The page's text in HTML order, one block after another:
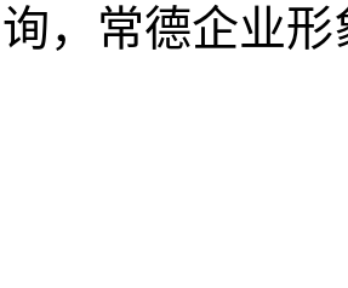
询，常德企业